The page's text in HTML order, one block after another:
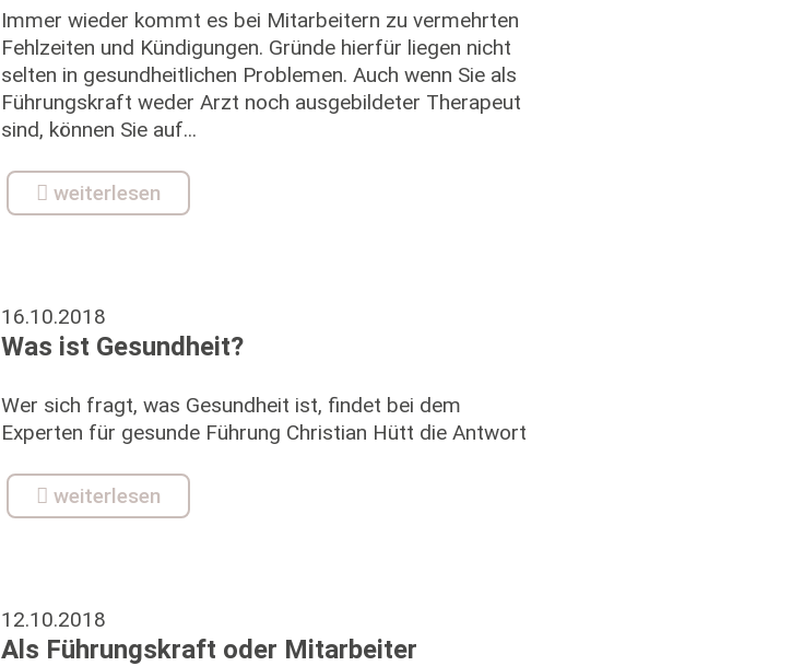
Immer wieder kommt es bei Mitarbeitern zu vermehrten
Fehlzeiten und Kündigungen. Gründe hierfür liegen nicht
selten in gesundheitlichen Problemen. Auch wenn Sie als
Führungskraft weder Arzt noch ausgebildeter Therapeut
sind, können Sie auf...
weiterlesen
16.10.2018
Was ist Gesundheit?
Wer sich fragt, was Gesundheit ist, findet bei dem
Experten für gesunde Führung Christian Hütt die Antwort
weiterlesen
12.10.2018
Als Führungskraft oder Mitarbeiter